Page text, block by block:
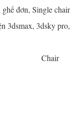
đơn, Single
3dsmax, 3dsky
Chair